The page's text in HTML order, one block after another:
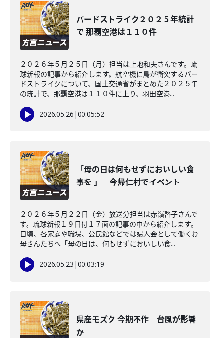
バードストライク２０２５年統計
で 那覇空港は１１０件
２０２６年５月２５日（月）担当は上地和夫さんです。琉
球新報の記事から紹介します。航空機に鳥が衝突するバー
ドストライクについて、国土交通省がまとめた２０２５年
の統計で、那覇空港は１１０件に上り、羽田空港...
2026.05.26 |00:05:52
「母の日は何もせずにおいしい食
事を 」 今帰仁村でイベント
２０２６年５月２２日（金）放送分担当は赤嶺啓子さんで
す。琉球新報１９日付１７面の記事の中から紹介します。
日頃、各家庭や職場、公民館などでは婦人会として働くお
母さんたちへ「母の日は、何もせずにおいしい食...
2026.05.23 |00:03:19
県産モズク 今期不作 台風が影響
か